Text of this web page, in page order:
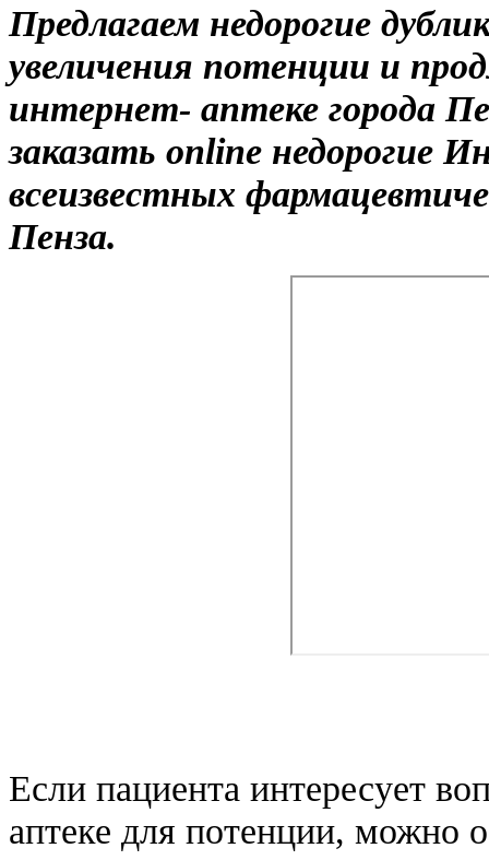
Предлагаем недорогие
увеличения потенции и
интернет- аптеке города
заказать online недорогие
всеизвестных
Пенза.
Если пациента интересует
аптеке для потенции, можно